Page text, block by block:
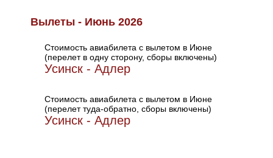
Вылеты - Июнь 2026
Стоимость авиабилета с вылетом в Июне
(перелет в одну сторону, сборы включены)
Усинск - Адлер
Стоимость авиабилета с вылетом в Июне
(перелет туда-обратно, сборы включены)
Усинск - Адлер